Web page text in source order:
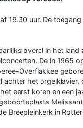
19.30 uur. De
overal in het land
De in 1965
Overflakkee
achter het orgelklavier,
eerst koren en een
Breepleinkerk in